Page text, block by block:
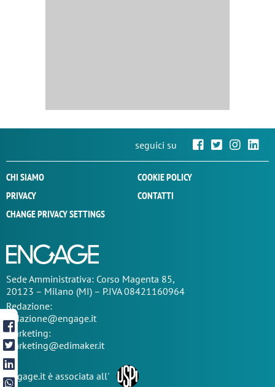
seguici su
CHI SIAMO
COOKIE POLICY
PRIVACY
CONTATTI
CHANGE PRIVACY SETTINGS
SedeAmministrativa: Corso Magenta 85,
20123 – Milano (MI) – P.IVA 08421160964
Redazione:
redazione@engage.it
Marketing:
marketing@edimaker.it
Engage.it è associata all'